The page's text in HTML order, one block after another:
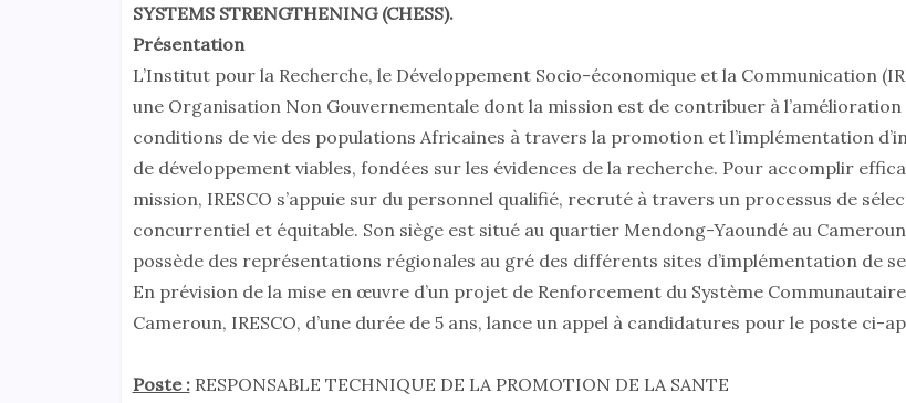
SYSTEMS STRENGTHENING (CHESS).
Présentation
L’Institut pour la Recherche, le Développement Socio-économique et la Communication
une Organisation Non Gouvernementale dont la mission est de contribuer à l’amélioration
conditions de vie des populations Africaines à travers la promotion et l’implémentation
de développement viables, fondées sur les évidences de la recherche. Pour accomplir
mission, IRESCO s’appuie sur du personnel qualifié, recruté à travers un processus de
concurrentiel et équitable. Son siège est situé au quartier Mendong-Yaoundé au
possède des représentations régionales au gré des différents sites d’implémentation de
En prévision de la mise en œuvre d’un projet de Renforcement du Système
Cameroun, IRESCO, d’une durée de 5 ans, lance un appel à candidatures pour le poste ci-
Poste :RESPONSABLE TECHNIQUE DE LA PROMOTION DE LA SANTE